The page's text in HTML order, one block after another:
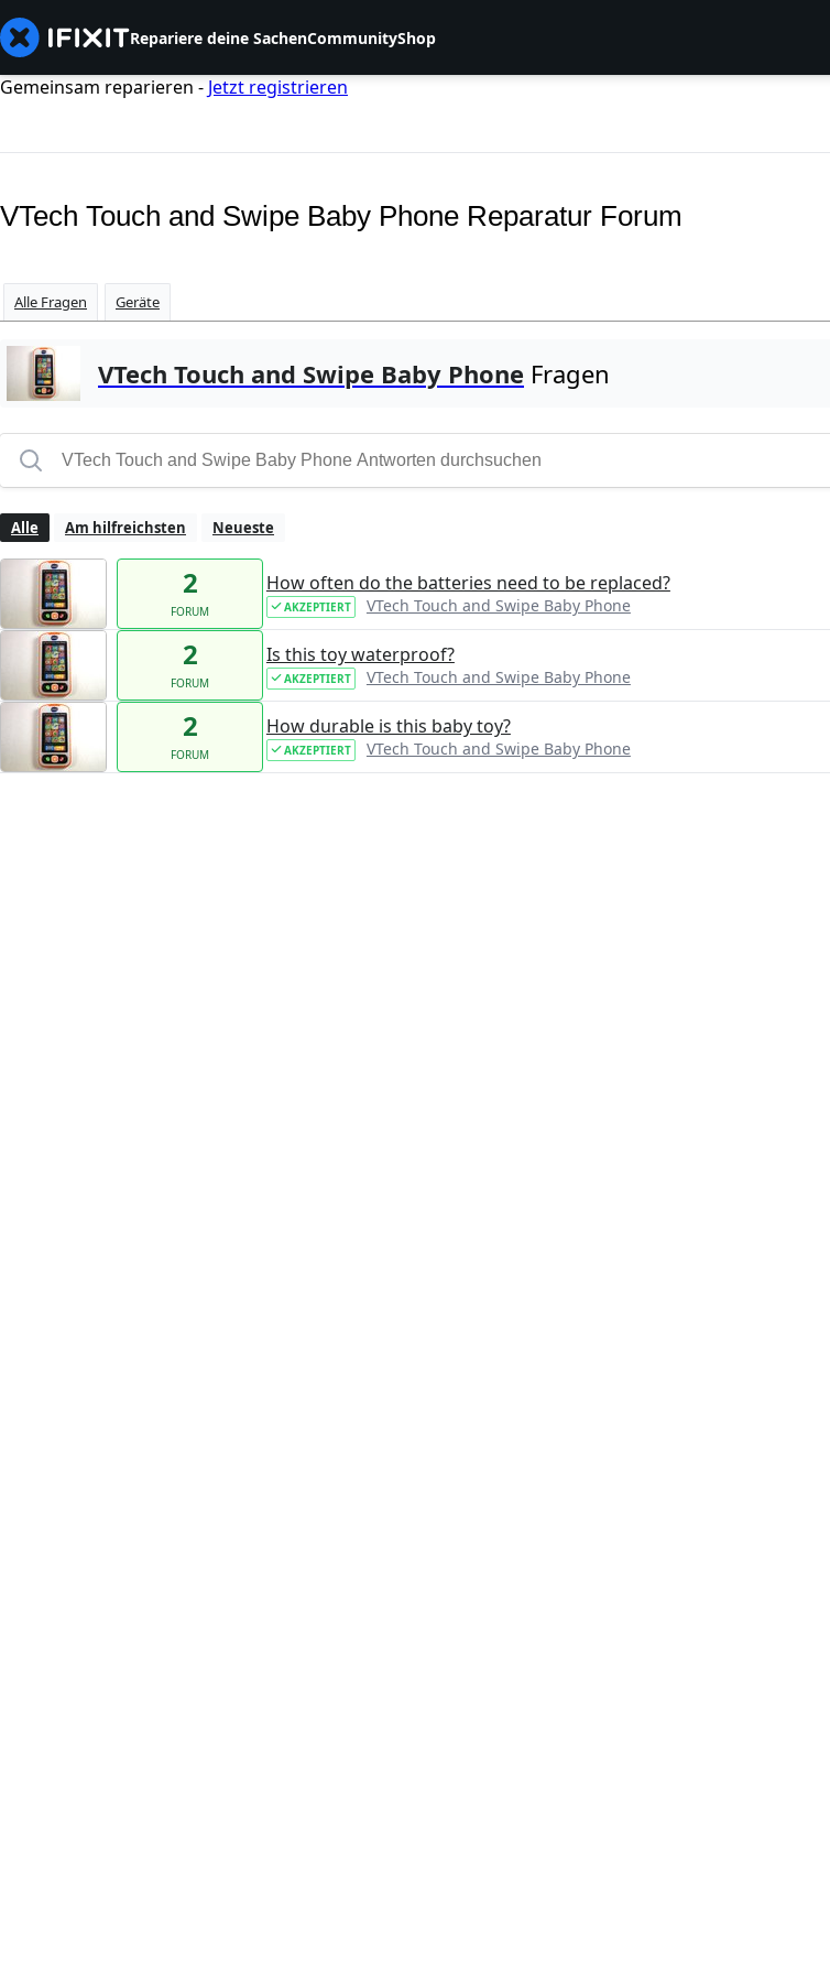
Repariere deine SachenCommunityShop
Gemeinsam reparieren - Jetzt registrieren
VTech Touch and Swipe Baby Phone Reparatur Forum
Alle Fragen Geräte
VTech Touch and Swipe Baby Phone Fragen
Alle Am hilfreichsten Neueste
2
FORUM
How often do the batteries need to be replaced?
AKZEPTIERT VTech Touch and Swipe Baby Phone
2
FORUM
Is this toy waterproof?
AKZEPTIERT VTech Touch and Swipe Baby Phone
2
FORUM
How durable is this baby toy?
AKZEPTIERT VTech Touch and Swipe Baby Phone